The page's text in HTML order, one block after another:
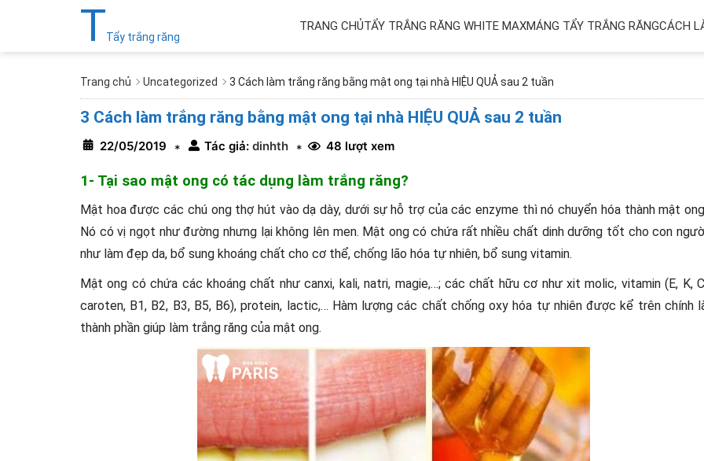
TTẩy trắng răng
TRANG CHỦTẨY TRẮNG RĂNG WHITE MAXMÁNG TẨY TRẮNG RĂNGCÁCH
Trang chủ Uncategorized 3 Cách làm trắng răng bằng mật ong tại nhà HIỆU QUẢ sau 2 tuần
3 Cách làm trắng răng bằng mật ong tại nhà HIỆU QUẢ sau 2 tuần
22/05/2019 * Tác giả: dinhth * 48 lượt xem
1- Tại sao mật ong có tác dụng làm trắng răng?
Mật hoa được các chú ong thợ hút vào dạ dày, dưới sự hỗ trợ của các enzyme thì nó chuyển hóa thành mật
Nó có vị ngọt như đường nhưng lại không lên men. Mật ong có chứa rất nhiều chất dinh dưỡng tốt cho con
như làm đẹp da, bổ sung khoáng chất cho cơ thể, chống lão hóa tự nhiên, bổ sung vitamin.
Mật ong có chứa các khoáng chất như canxi, kali, natri, magie,…; các chất hữu cơ như xit molic, vitamin (E, K,
caroten, B1, B2, B3, B5, B6), protein, lactic,… Hàm lượng các chất chống oxy hóa tự nhiên được kể trên chính
thành phần giúp làm trắng răng của mật ong.